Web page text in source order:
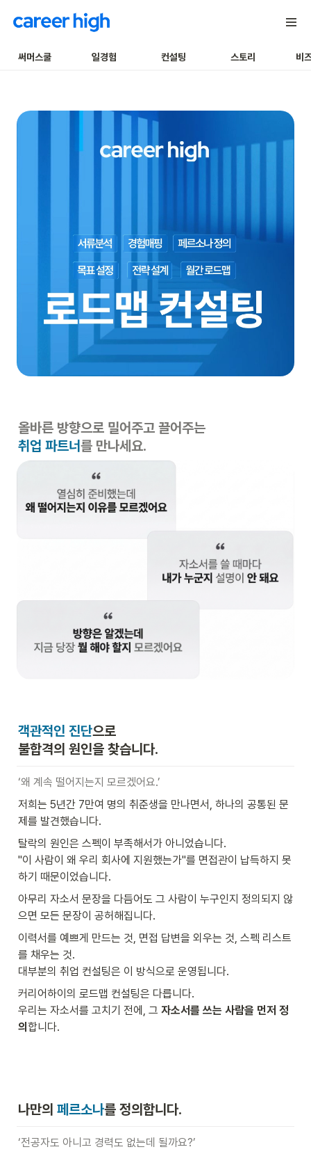
써머스쿨 일경험 컨설팅 스토리 비
취업 파트너를 만나세요.
객관적인 진단으로
불합격의 원인을 찾습니다.
‘왜 계속 떨어지는지 모르겠어요.’
저희는 5년간 7만여 명의 취준생을 만나면서, 하나의 공통된 문
제를 발견했습니다.
탈락의 원인은 스펙이 부족해서가 아니었습니다.
"이 사람이 왜 우리 회사에 지원했는가"를 면접관이 납득하지 못
하기 때문이었습니다.
아무리 자소서 문장을 다듬어도 그 사람이 누구인지 정의되지 않
으면 모든 문장이 공허해집니다.
이력서를 예쁘게 만드는 것, 면접 답변을 외우는 것, 스펙 리스트
를 채우는 것.
대부분의 취업 컨설팅은 이 방식으로 운영됩니다.
커리어하이의 로드맵 컨설팅은 다릅니다.
우리는 자소서를 고치기 전에, 그 자소서를 쓰는 사람을 먼저 정
의 합니다.
나만의 페르소나를 정의합니다.
‘전공자도 아니고 경력도 없는데 될까요?’